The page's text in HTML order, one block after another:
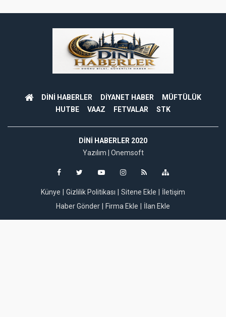
DİNİ HABERLER DİYANET HABER
MÜFTÜLÜK
HUTBE
VAAZ FETVALAR STK
DINI HABERLER 2020
Yazılım | Onemsoft
Künye Gizlilik Politikası Sitene Ekle
İletişim
Haber Gönder
Firma Ekle İlan Ekle